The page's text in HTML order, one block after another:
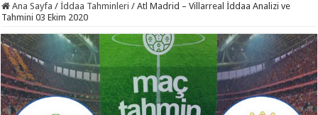
Ana Sayfa / İddaa Tahminleri / Atl Madrid – Villarreal İddaa Analizi ve
Tahmini 03 Ekim 2020